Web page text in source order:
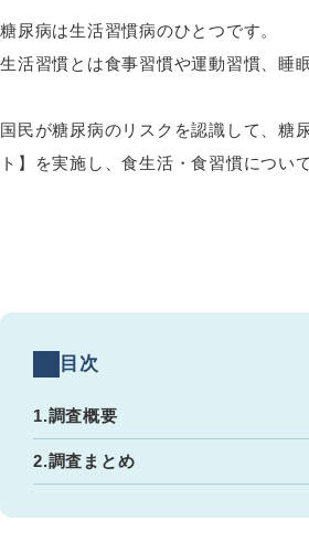
糖尿病は生活習慣病のひとつです。
生活習慣とは食事習慣や運動習慣、睡
国民が糖尿病のリスクを認識して、糖
ト】を実施し、食生活・食習慣につい
目次
1.調査概要
2.調査まとめ